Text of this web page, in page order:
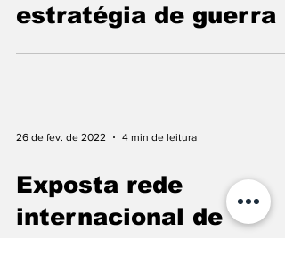
estratégia de guerra
26 de fev. de 2022 4 min de leitura
Exposta rede
internacional de